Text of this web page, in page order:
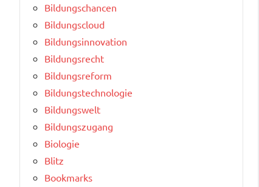
Bildungschancen
Bildungscloud
Bildungsinnovation
Bildungsrecht
Bildungsreform
Bildungstechnologie
Bildungswelt
Bildungszugang
Biologie
Blitz
Bookmarks